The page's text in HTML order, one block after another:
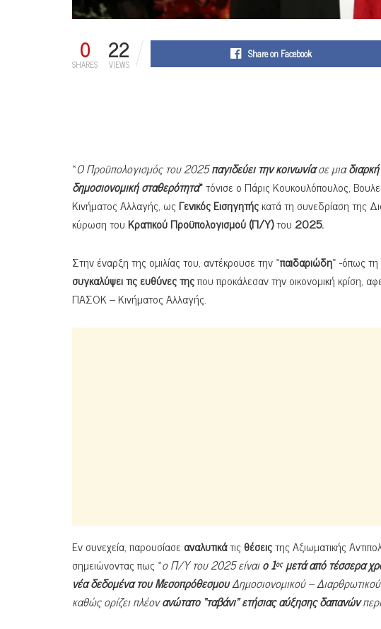
0
SHARES 22
VIEWS
Share on Facebook
«Ο Προϋπολογισμός του 2025παγιδεύει την κοινωνίασε μια
δημοσιονομική σταθερότητα»τόνισε ο Πάρις Κουκουλόπουλος,
Κινήματος Αλλαγής, ωςΓενικός Εισηγητήςκατά τη συνεδρίαση της
κύρωση του Κρατικού Προϋπολογισμού (Π/Υ)του 2025.
Στην έναρξη της ομιλίας του, αντέκρουσε την «παιδαριώδη» -όπως τη
συγκαλύψει τις ευθύνες τηςπου προκάλεσαν την οικονομική κρίση,
ΠΑΣΟΚ – Κινήματος Αλλαγής.
Εν συνεχεία, παρουσίασε αναλυτικάτιςθέσειςτης Αξιωματικής
σημειώνοντας πως «ο Π/Υ του 2025 είναιο 1οςμετά από τέσσερα
νέα δεδομένα του ΜεσοπρόθεσμουΔημοσιονομικού –
καθώς ορίζει πλέονανώτατο “ταβάνι” ετήσιας αύξησης δαπανών